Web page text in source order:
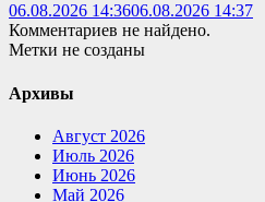
06.08.2026 14:3606.08.2026 14:37
Комментариев не найдено.
Метки не созданы
Архивы
Август 2026
Июль 2026
Июнь 2026
Май 2026